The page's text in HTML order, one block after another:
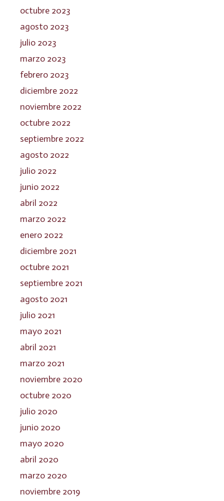
octubre 2023
agosto 2023
julio 2023
marzo 2023
febrero 2023
diciembre 2022
noviembre 2022
octubre 2022
septiembre 2022
agosto 2022
julio 2022
junio 2022
abril 2022
marzo 2022
enero 2022
diciembre 2021
octubre 2021
septiembre 2021
agosto 2021
julio 2021
mayo 2021
abril 2021
marzo 2021
noviembre 2020
octubre 2020
julio 2020
junio 2020
mayo 2020
abril 2020
marzo 2020
noviembre 2019